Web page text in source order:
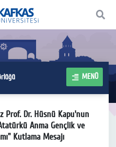
MENÜ
Prof. Dr. Hüsnü Kapu'nun
Anma Gençlik ve
Kutlama Mesajı